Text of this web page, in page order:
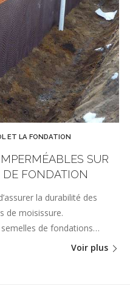
ET LA FONDATION
SUR
DE FONDATION
la durabilité des
de moisissure.
de fondations…
Voir plus